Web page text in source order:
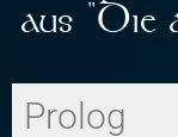
aus
Prolog